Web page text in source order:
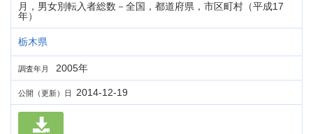
月，男女別転入者総数－全国，都道府県，市区町村（平成17
年）
栃木県
調査年月 2005年
公開（更新）日 2014-12-19